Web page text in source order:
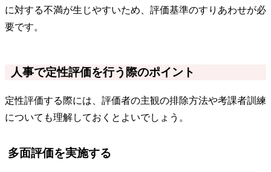
に対する不満が生じやすいため、評価基準のすりあわせが必
要です。
人事で定性評価を行う際のポイント
定性評価する際には、評価者の主観の排除方法や考課者訓練
についても理解しておくとよいでしょう。
多面評価を実施する